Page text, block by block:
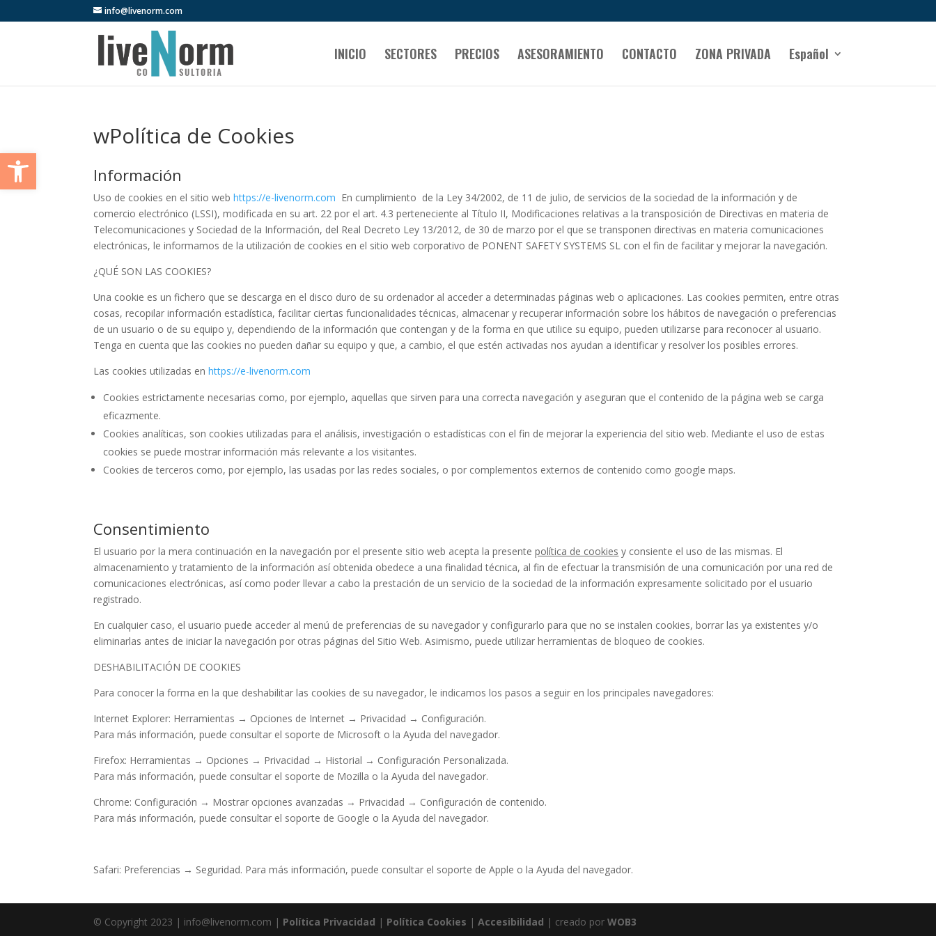
Abrir barra de herramientas
info@livenorm.com
INICIO SECTORES PRECIOS ASESORAMIENTO CONTACTO ZONA PRIVADA Español
wPolítica de Cookies
Información
Uso de cookies en el sitio webhttps://e-livenorm.com En cumplimiento de la Ley 34/2002, de 11 de julio, de servicios de la sociedad de la información y de
comercio electrónico (LSSI), modificada en su art. 22 por el art. 4.3 perteneciente al Título II, Modificaciones relativas a la transposición de Directivas en materia de
Telecomunicaciones y Sociedad de la Información, del Real Decreto Ley 13/2012, de 30 de marzo por el que se transponen directivas en materia comunicaciones
electrónicas, le informamos de la utilización de cookies en el sitio web corporativo de PONENT SAFETY SYSTEMS SL con el fin de facilitar y mejorar la navegación.
¿QUÉ SON LAS COOKIES?
Una cookie es un fichero que se descarga en el disco duro de su ordenador al acceder a determinadas páginas web o aplicaciones. Las cookies permiten, entre otras
cosas, recopilar información estadística, facilitar ciertas funcionalidades técnicas, almacenar y recuperar información sobre los hábitos de navegación o preferencias
de un usuario o de su equipo y, dependiendo de la información que contengan y de la forma en que utilice su equipo, pueden utilizarse para reconocer al usuario.
Tenga en cuenta que las cookies no pueden dañar su equipo y que, a cambio, el que estén activadas nos ayudan a identificar y resolver los posibles errores.
Las cookies utilizadas enhttps://e-livenorm.com
Cookies estrictamente necesarias como, por ejemplo, aquellas que sirven para una correcta navegación y aseguran que el contenido de la página web se carga
eficazmente.
Cookies analíticas, son cookies utilizadas para el análisis, investigación o estadísticas con el fin de mejorar la experiencia del sitio web. Mediante el uso de estas
cookies se puede mostrar información más relevante a los visitantes.
Cookies de terceros como, por ejemplo, las usadas por las redes sociales, o por complementos externos de contenido como google maps.
Consentimiento
El usuario por la mera continuación en la navegación por el presente sitio web acepta la presentepolítica de cookies y consiente el uso de las mismas. El
almacenamiento y tratamiento de la información así obtenida obedece a una finalidad técnica, al fin de efectuar la transmisión de una comunicación por una red de
comunicaciones electrónicas, así como poder llevar a cabo la prestación de un servicio de la sociedad de la información expresamente solicitado por el usuario
registrado.
En cualquier caso, el usuario puede acceder al menú de preferencias de su navegador y configurarlo para que no se instalen cookies, borrar las ya existentes y/o
eliminarlas antes de iniciar la navegación por otras páginas del Sitio Web. Asimismo, puede utilizar herramientas de bloqueo de cookies.
DESHABILITACIÓN DE COOKIES
Para conocer la forma en la que deshabilitar las cookies de su navegador, le indicamos los pasos a seguir en los principales navegadores:
Internet Explorer: Herramientas → Opciones de Internet → Privacidad → Configuración.
Para más información, puede consultar el soporte de Microsoft o la Ayuda del navegador.
Firefox: Herramientas → Opciones → Privacidad → Historial → Configuración Personalizada.
Para más información, puede consultar el soporte de Mozilla o la Ayuda del navegador.
Chrome: Configuración → Mostrar opciones avanzadas → Privacidad → Configuración de contenido.
Para más información, puede consultar el soporte de Google o la Ayuda del navegador.
Safari: Preferencias → Seguridad. Para más información, puede consultar el soporte de Apple o la Ayuda del navegador.
© Copyright 2023 | info@livenorm.com | Política Privacidad | Política Cookies |Accesibilidad | creado porWOB3